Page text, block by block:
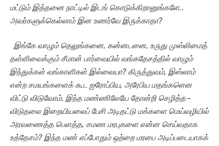
மட்டும் இத்தனை நாட்டில் இடங் கொடுக்கிறானுங்களே..
அவர்களுக்கெல்லாம் இன உணர்வே இருக்காதா?
இங்கே வாழும் தெலுங்கனை, கன்னடனை, உருது முஸ்லிமைத்
தள்ளிவைக்கும் சீமான் பார்வையில் வங்கதேசத்தில் வாழும்
இந்துக்கள் வங்காளிகள் இல்லையா? கிருத்துவம், இஸ்லாம்
என்ற சமயங்களைக் கூட ஐரோப்பிய, அரேபிய மதங்களென
விட்டு விடுவோம். இந்த மண்ணிலேயே தோன்றி செழித்த –
விடுதலை இறையியலைப் பேசி அடிதட்டு மக்களை மெய்வழியில்
அரவணைத்த பெளத்த, சமண மரபுகளை என்ன செய்வதாக
உத்தேசம்? இந்த மண் எப்போதும் ஒற்றை மரபை அடிப்படையாகக்